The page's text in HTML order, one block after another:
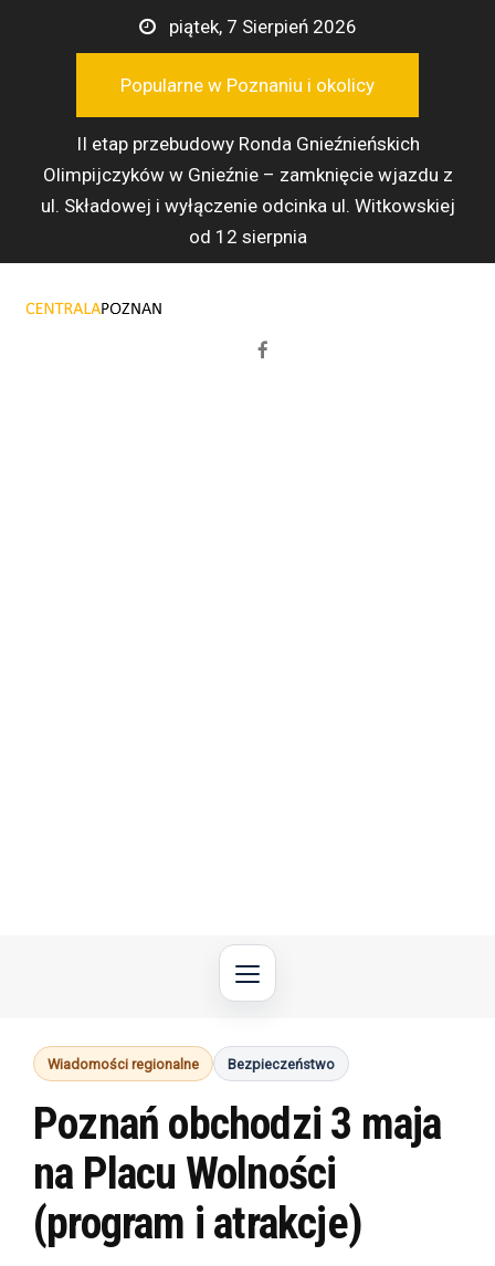
Przejdź
treści
piątek, 7 Sierpień 2026
Popularne w Poznaniu i okolicy
II etap przebudowy Ronda Gnieźnieńskich
Olimpijczyków w Gnieźnie – zamknięcie wjazdu z
ul. Składowej i wyłączenie odcinka ul. Witkowskiej
od 12 sierpnia
Wiadomości regionalne Bezpieczeństwo
Poznań obchodzi 3 maja
na Placu Wolności
(program i atrakcje)